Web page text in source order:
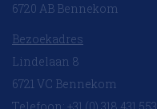
6720 AB Bennekom
Bezoekadres
Lindelaan 8
6721 VC Bennekom